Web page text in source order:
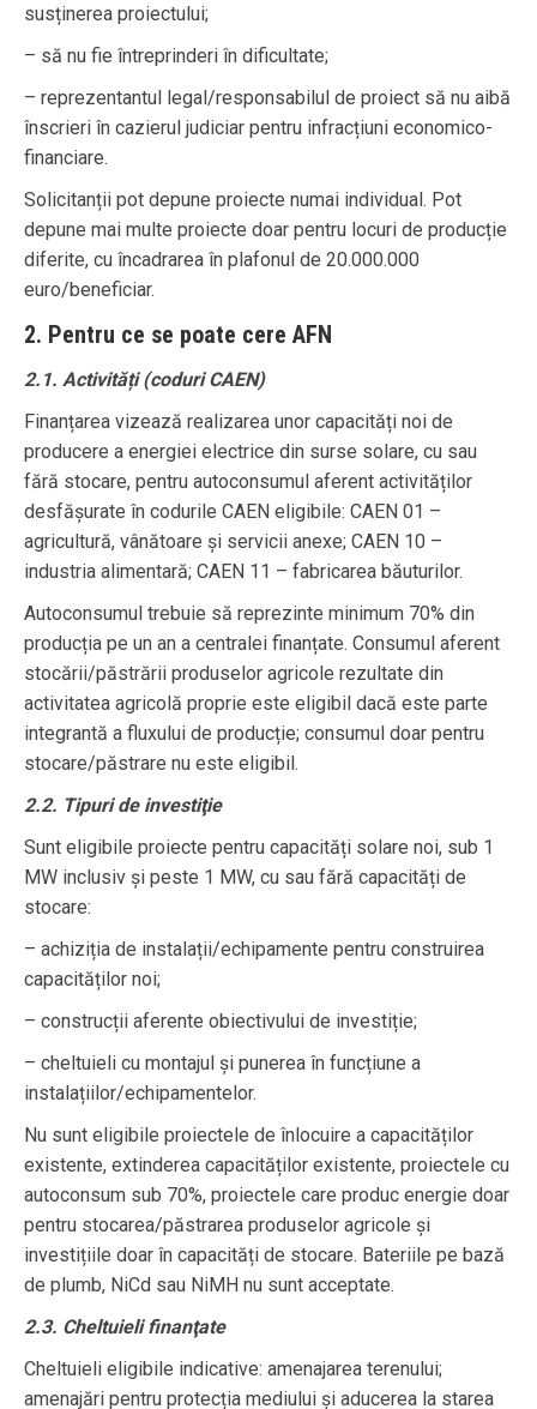
susținerea proiectului;
– să nu fie întreprinderi în dificultate;
– reprezentantul legal/responsabilul de proiect să nu aibă
înscrieri în cazierul judiciar pentru infracțiuni economico-
financiare.
Solicitanții pot depune proiecte numai individual. Pot
depune mai multe proiecte doar pentru locuri de producție
diferite, cu încadrarea în plafonul de 20.000.000
euro/beneficiar.
2. Pentru ce se poate cere AFN
2.1. Activități (coduri CAEN)
Finanțarea vizează realizarea unor capacități noi de
producere a energiei electrice din surse solare, cu sau
fără stocare, pentru autoconsumul aferent activităților
desfășurate în codurile CAEN eligibile: CAEN 01 –
agricultură, vânătoare și servicii anexe; CAEN 10 –
industria alimentară; CAEN 11 – fabricarea băuturilor.
Autoconsumul trebuie să reprezinte minimum 70% din
producția pe un an a centralei finanțate. Consumul aferent
stocării/păstrării produselor agricole rezultate din
activitatea agricolă proprie este eligibil dacă este parte
integrantă a fluxului de producție; consumul doar pentru
stocare/păstrare nu este eligibil.
2.2. Tipuri de investiţie
Sunt eligibile proiecte pentru capacități solare noi, sub 1
MW inclusiv și peste 1 MW, cu sau fără capacități de
stocare:
– achiziția de instalații/echipamente pentru construirea
capacităților noi;
– construcții aferente obiectivului de investiție;
– cheltuieli cu montajul și punerea în funcțiune a
instalațiilor/echipamentelor.
Nu sunt eligibile proiectele de înlocuire a capacităților
existente, extinderea capacităților existente, proiectele cu
autoconsum sub 70%, proiectele care produc energie doar
pentru stocarea/păstrarea produselor agricole și
investițiile doar în capacități de stocare. Bateriile pe bază
de plumb, NiCd sau NiMH nu sunt acceptate.
2.3. Cheltuieli finanţate
Cheltuieli eligibile indicative: amenajarea terenului;
amenajări pentru protecția mediului și aducerea la starea